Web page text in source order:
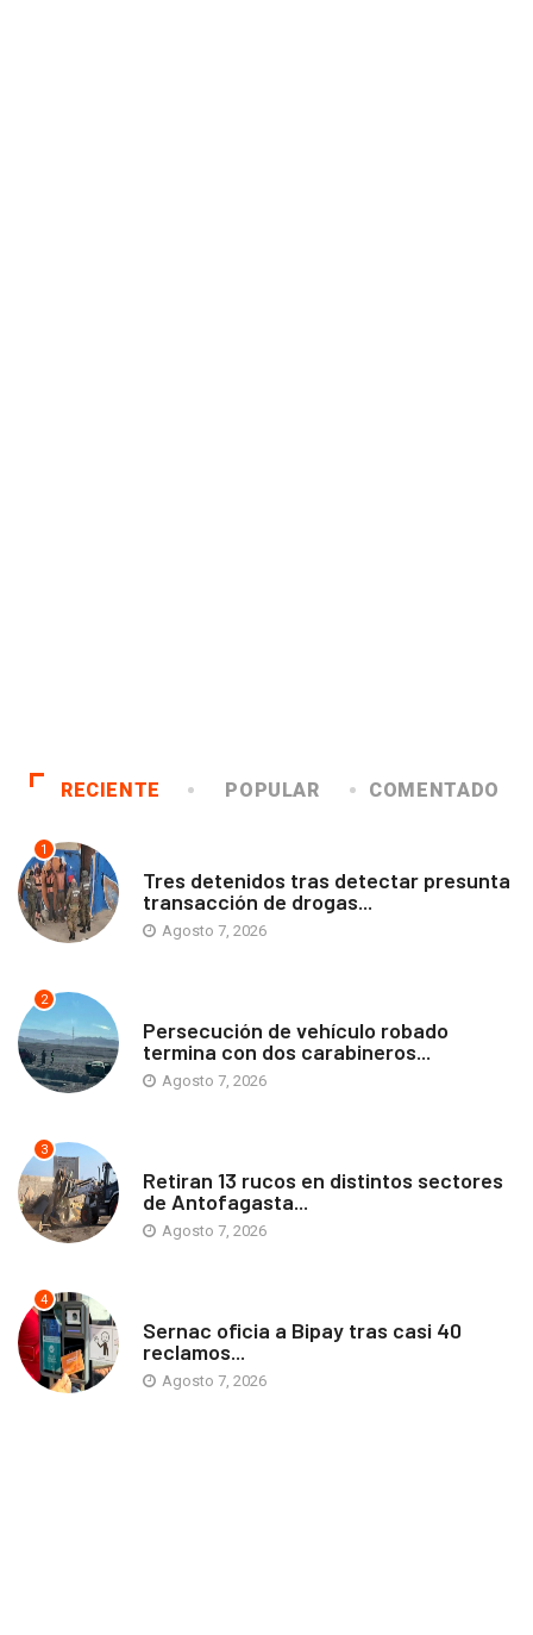
RECIENTE POPULAR COMENTADO
1
Tres detenidos tras detectar presunta
transacción de drogas...
Agosto 7, 2026
2
Persecución de vehículo robado
termina con dos carabineros...
Agosto 7, 2026
3
Retiran 13 rucos en distintos sectores
de Antofagasta...
Agosto 7, 2026
4
Sernac oficia a Bipay tras casi 40
reclamos...
Agosto 7, 2026